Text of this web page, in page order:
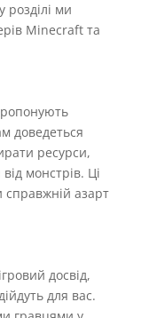
ми
Minecraft та
доведеться
ресурси,
монстрів. Ці
азарт
досвід,
для вас.